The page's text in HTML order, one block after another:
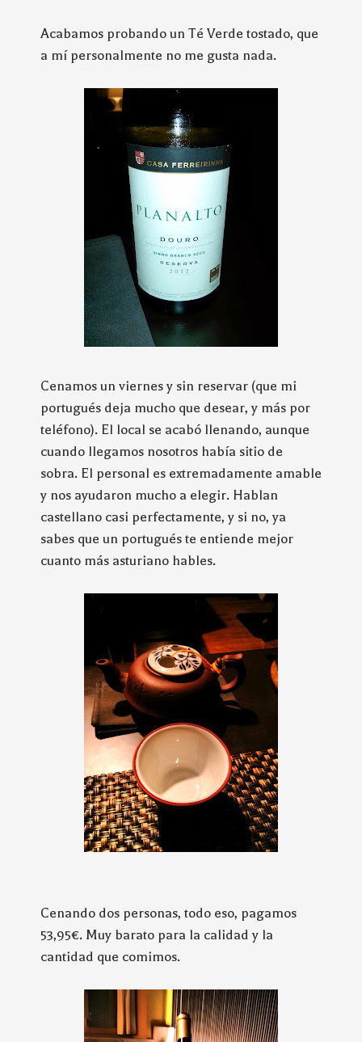
Acabamos probando un Té Verde tostado, que
a mí personalmente no me gusta nada.
Cenamos un viernes y sin reservar (que mi
portugués deja mucho que desear, y más por
teléfono). El local se acabó llenando, aunque
cuando llegamos nosotros había sitio de
sobra. El personal es extremadamente amable
y nos ayudaron mucho a elegir. Hablan
castellano casi perfectamente, y si no, ya
sabes que un portugués te entiende mejor
cuanto más asturiano hables.
Cenando dos personas, todo eso, pagamos
53,95€. Muy barato para la calidad y la
cantidad que comimos.